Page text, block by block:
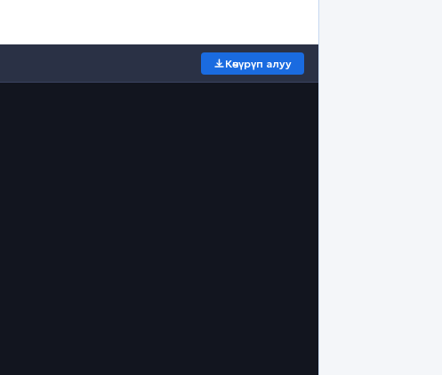
Көчүрүп алуу